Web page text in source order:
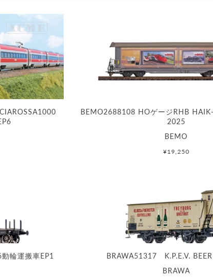
BEMO2688108 HOゲージRHB
2025
BEMO
¥19,250
輪運搬車EP1
BRAWA51317 K.P.E.V. BEER
BRAWA